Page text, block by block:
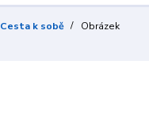
Cesta k sobě
Obrázek